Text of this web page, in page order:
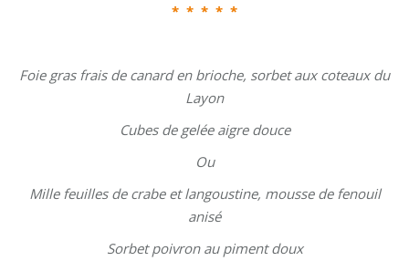
* * * * *
Foie gras frais de canard en brioche, sorbet aux coteaux du
Layon
Cubes de gelée aigre douce
Ou
Mille feuilles de crabe et langoustine, mousse de fenouil
anisé
Sorbet poivron au piment doux